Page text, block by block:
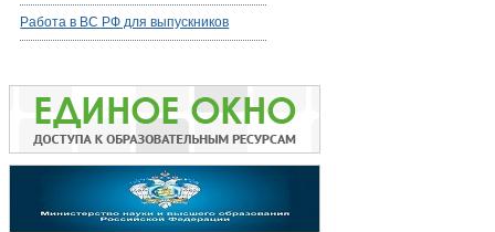
Работа в ВС РФ для выпускников